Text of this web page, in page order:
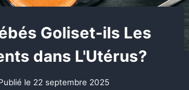
Goliset-ils Les
dans L'Utérus?
le 22 septembre 2025